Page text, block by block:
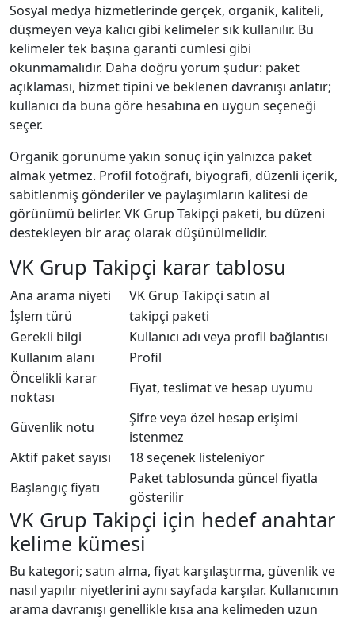
Sosyal medya hizmetlerinde gerçek, organik, kaliteli,
düşmeyen veya kalıcı gibi kelimeler sık kullanılır. Bu
kelimeler tek başına garanti cümlesi gibi
okunmamalıdır. Daha doğru yorum şudur: paket
açıklaması, hizmet tipini ve beklenen davranışı anlatır;
kullanıcı da buna göre hesabına en uygun seçeneği
seçer.
Organik görünüme yakın sonuç için yalnızca paket
almak yetmez. Profil fotoğrafı, biyografi, düzenli içerik,
sabitlenmiş gönderiler ve paylaşımların kalitesi de
görünümü belirler. VK Grup Takipçi paketi, bu düzeni
destekleyen bir araç olarak düşünülmelidir.
VK Grup Takipçi karar tablosu
Ana arama niyeti
VK Grup Takipçi satın al
İşlem türü
takipçi paketi
Gerekli bilgi
Kullanıcı adı veya profil bağlantısı
Kullanım alanı
Profil
Öncelikli karar
noktası
Fiyat, teslimat ve hesap uyumu
Güvenlik notu
Şifre veya özel hesap erişimi
istenmez
Aktif paket sayısı
18 seçenek listeleniyor
Başlangıç fiyatı
Paket tablosunda güncel fiyatla
gösterilir
VK Grup Takipçi için hedef anahtar
kelime kümesi
Bu kategori; satın alma, fiyat karşılaştırma, güvenlik ve
nasıl yapılır niyetlerini aynı sayfada karşılar. Kullanıcının
arama davranışı genellikle kısa ana kelimeden uzun